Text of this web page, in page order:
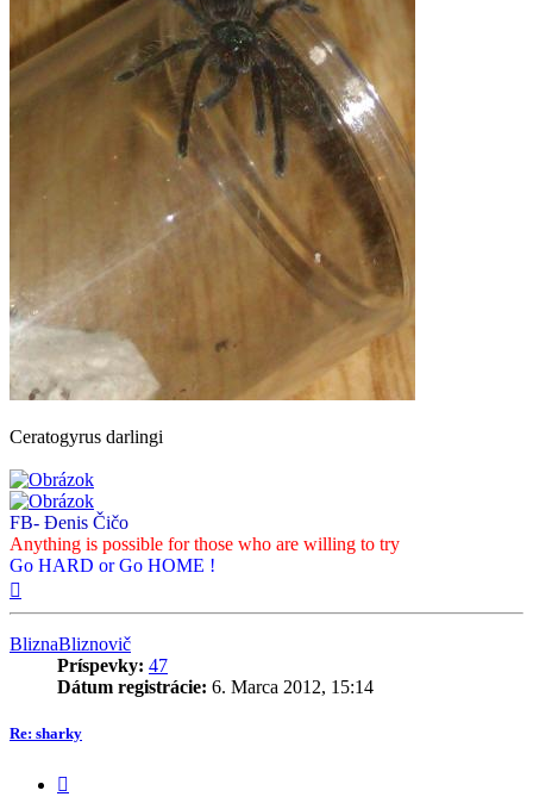
Ceratogyrus darlingi
FB- Đenis Čičo
Anything is possible for those who are willing to try
Go HARD or Go HOME !
BliznaBliznovič
Príspevky: 47
Dátum registrácie: 6. Marca 2012, 15:14
Re: sharky